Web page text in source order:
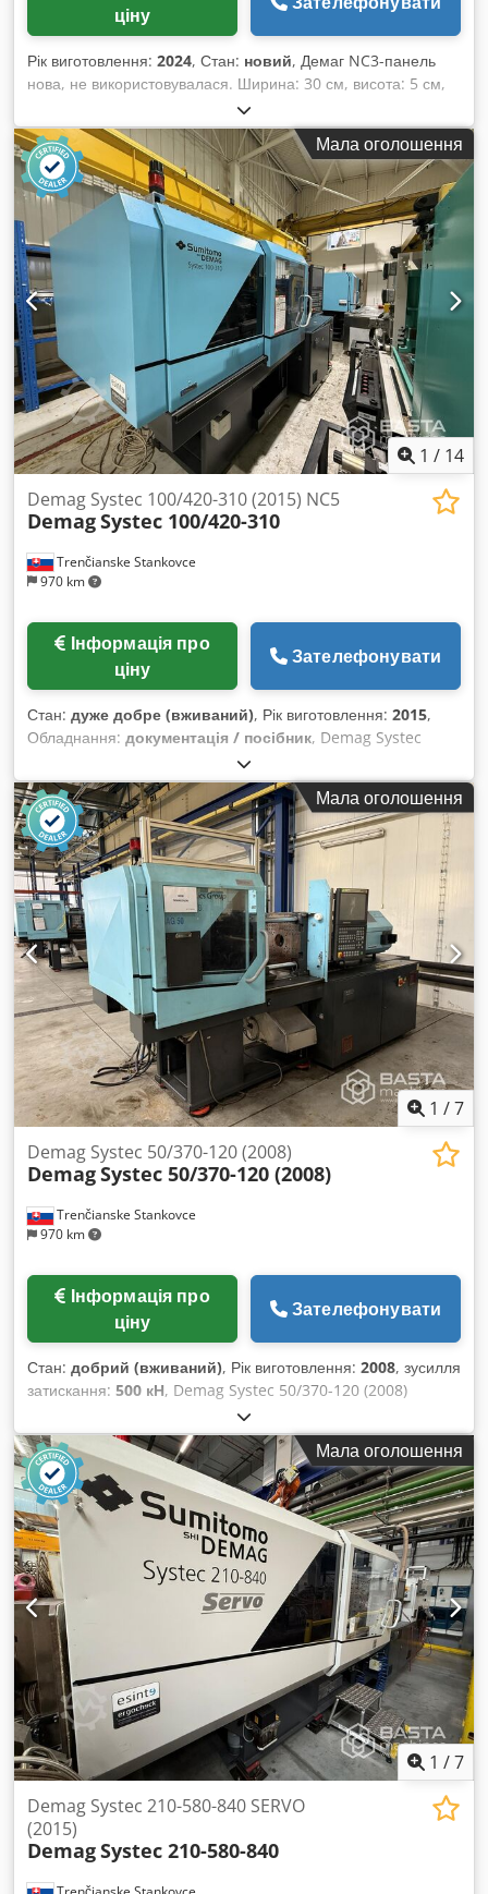
ціну
Рік виготовлення: 2024, Стан: новий, Демаг NC3-панель
нова, не використовувалася. Ширина: 30 см, висота: 5 см,
довжина: 50 см. Dksdpfx Acsqvuinowor
Мала оголошення
1 / 14
Trenčianske Stankovce
970 km
Demag Systec 100/420-310 (2015) NC5
DemagSystec 100/420-310
ціну
Зателефонувати
Стан: дуже добре (вживаний), Рік виготовлення: 2015,
Обладнання: документація / посібник, Demag Systec
100/420-310 (2015) Панель: NC5 Зусилля затиску: 100 т
Діаметр гвинта: 30 мм Відстань між стовпами V: 420 мм
Відстань між стовпами H: 420 мм Тип: Горизонтальний
Привід: Гідравлічний Dedpfxeyg Eu So Acwokr Можливо
буде придбано лінійного робота Wittmann W818 Z = 1500
мм
Мала оголошення
1 /7
Trenčianske Stankovce
970 km
Demag Systec 50/370-120 (2008)
DemagSystec 50/370-120 (2008)
ціну
Зателефонувати
Стан: добрий (вживаний), Рік виготовлення: 2008, зусилля
затискання: 500 кН, Demag Systec 50/370-120 (2008)
Мала оголошення
1 /7
Demag Systec 210-580-840 SERVO
(2015)
DemagSystec 210-580-840